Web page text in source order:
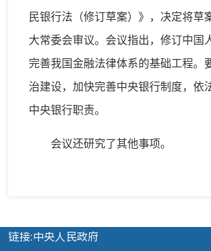
民银行法（修订草案）》，决定将草
大常委会审议。会议指出，修订中国
完善我国金融法律体系的基础工程。
治建设，加快完善中央银行制度，依
中央银行职责。
会议还研究了其他事项。
链接:中央人民政府